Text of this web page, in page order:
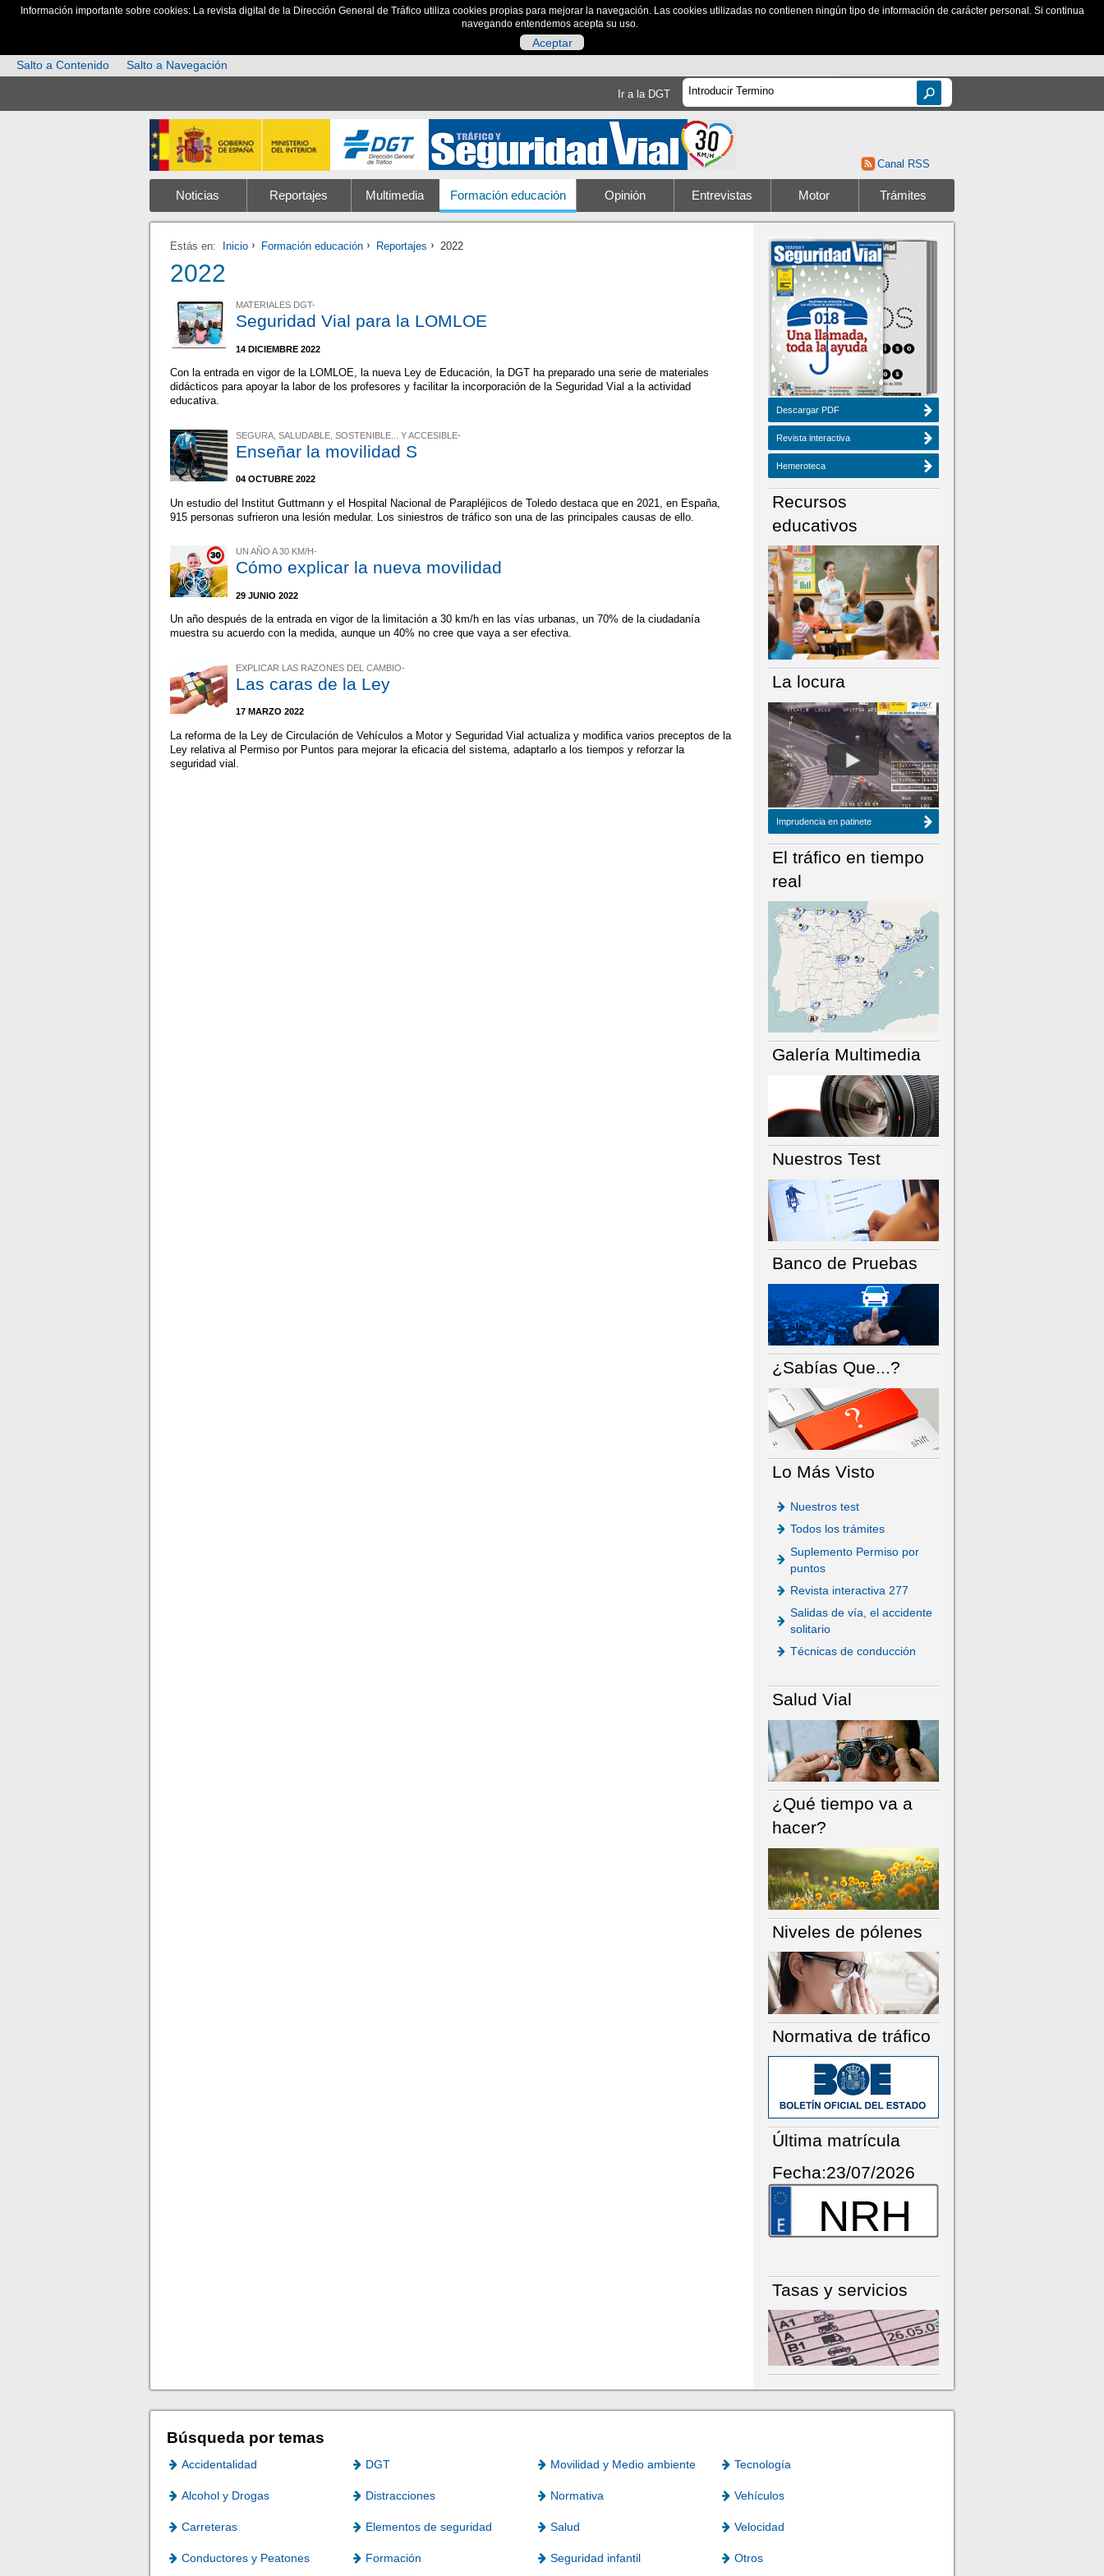
Información importante sobre cookies: La revista digital de la Dirección General de Tráfico utiliza cookies propias para mejorar la navegación. Las cookies utilizadas no contienen ningún tipo de información de carácter personal. Si continua
navegando entendemos acepta su uso.
Aceptar
Salto a Contenido
Salto a Navegación
Ir a la DGT
Canal RSS
Noticias Reportajes Multimedia Formación educación Opinión Entrevistas Motor Trámites
Estás en: Inicio Formación educación Reportajes 2022
2022
MATERIALES DGT-
Seguridad Vial para la LOMLOE
14 DICIEMBRE 2022
Con la entrada en vigor de la LOMLOE, la nueva Ley de Educación, la DGT ha preparado una serie de materiales
didácticos para apoyar la labor de los profesores y facilitar la incorporación de la Seguridad Vial a la actividad
educativa.
SEGURA, SALUDABLE, SOSTENIBLE... Y ACCESIBLE-
Enseñar la movilidad S
04 OCTUBRE 2022
Un estudio del Institut Guttmann y el Hospital Nacional de Parapléjicos de Toledo destaca que en 2021, en España,
915 personas sufrieron una lesión medular. Los siniestros de tráfico son una de las principales causas de ello.
UN AÑO A 30 KM/H-
Cómo explicar la nueva movilidad
29 JUNIO 2022
Un año después de la entrada en vigor de la limitación a 30 km/h en las vías urbanas, un 70% de la ciudadanía
muestra su acuerdo con la medida, aunque un 40% no cree que vaya a ser efectiva.
EXPLICAR LAS RAZONES DEL CAMBIO-
Las caras de la Ley
17 MARZO 2022
La reforma de la Ley de Circulación de Vehículos a Motor y Seguridad Vial actualiza y modifica varios preceptos de la
Ley relativa al Permiso por Puntos para mejorar la eficacia del sistema, adaptarlo a los tiempos y reforzar la
seguridad vial.
NÚMERO ACTUAL HEMEROTECA
Descargar PDF
Revista interactiva
Hemeroteca
Recursos
educativos
La locura
Imprudencia en patinete
El tráfico en tiempo
real
Galería Multimedia
Nuestros Test
Banco de Pruebas
¿Sabías Que...?
Lo Más Visto
Nuestros test
Todos los trámites
Suplemento Permiso por
puntos
Revista interactiva 277
Salidas de vía, el accidente
solitario
Técnicas de conducción
Salud Vial
¿Qué tiempo va a
hacer?
Niveles de pólenes
Normativa de tráfico
Última matrícula
Fecha:23/07/2026
NRH
Tasas y servicios
Búsqueda por temas
Accidentalidad DGT Movilidad y Medio ambiente Tecnología
Alcohol y Drogas Distracciones Normativa Vehículos
Carreteras Elementos de seguridad Salud Velocidad
Conductores y Peatones Formación Seguridad infantil Otros